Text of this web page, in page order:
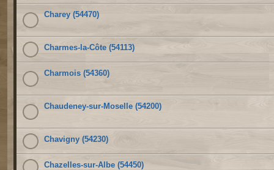
Charey (54470)
Charmes-la-Côte (54113)
Charmois (54360)
Chaudeney-sur-Moselle (54200)
Chavigny (54230)
Chazelles-sur-Albe (54450)